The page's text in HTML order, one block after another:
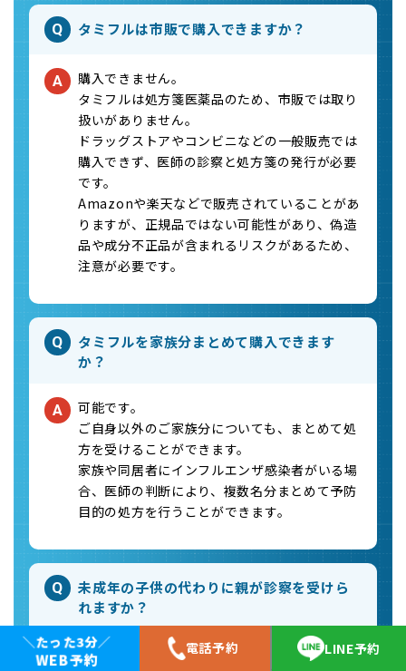
Q タミフルは市販で購入できますか？
A
購入できません。
タミフルは処方箋医薬品のため、市販では取り
扱いがありません。
ドラッグストアやコンビニなどの一般販売では
購入できず、医師の診察と処方箋の発行が必要
です。
Amazonや楽天などで販売されていることがあ
りますが、正規品ではない可能性があり、偽造
品や成分不正品が含まれるリスクがあるため、
注意が必要です。
Q
タミフルを家族分まとめて購入できます
か？
A
可能です。
ご自身以外のご家族分についても、まとめて処
方を受けることができます。
家族や同居者にインフルエンザ感染者がいる場
合、医師の判断により、複数名分まとめて予防
目的の処方を行うことができます。
Q
未成年の子供の代わりに親が診察を受けら
れますか？
A
受けられます。
＼たった3分／
WEB予約
電話予約 LINE予約